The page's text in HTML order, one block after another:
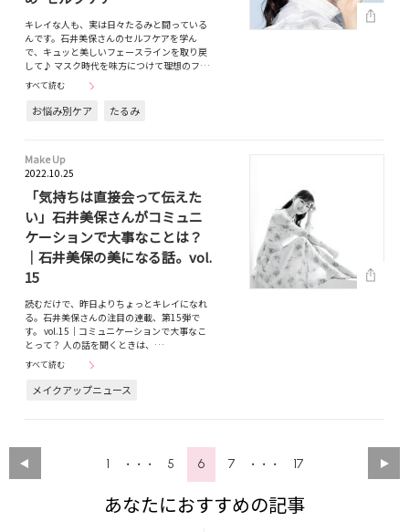
キレイな人も、実は日々たるみと闘っている
んです。石井美保さんのセルフケアを学ん
で、キュッと美しいフェースラインを取り戻
して♪ マスク時代を味方につけて理想のフ…
すべて読む
お悩み別ケア たるみ
Make Up
2022.10.25
「気持ちは直接会って伝えた
い」石井美保さんがコミュニ
ケーションで大事なことは？
｜石井美保の美になる話。vol.
15
読むだけで、昨日よりちょっとキレイになれ
る。石井美保さんの注目の連載、第15弾で
す。 vol.15｜コミュニケーションで大事なこ
とって？ 人の話を聞くときは、…
すべて読む
メイクアップニュース
1 ・・・ 5 6 7 ・・・ 17
あなたにおすすめの記事